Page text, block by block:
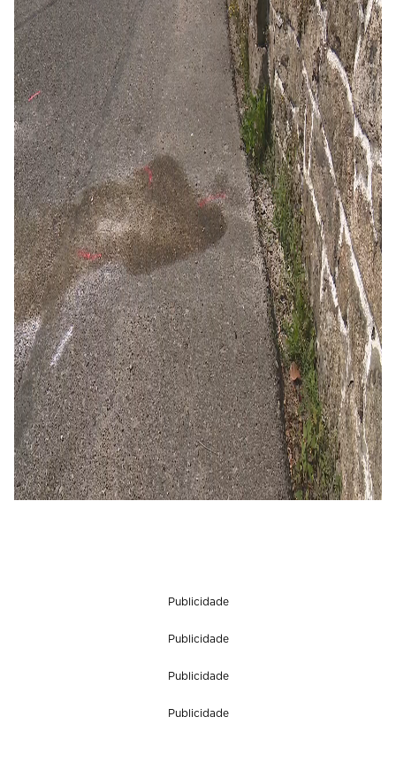
Publicidade
Publicidade
Publicidade
Publicidade